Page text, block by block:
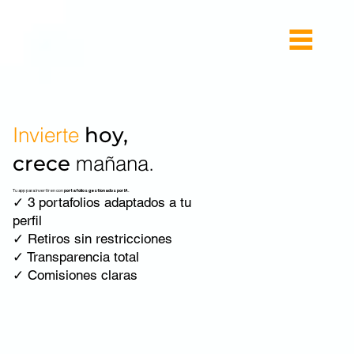
Invierte hoy,
crece mañana.
Tu app para invertir en conportafolios gestionados por IA.
✓ 3 portafolios adaptados a tu
perfil
✓ Retiros sin restricciones
✓ Transparencia total
✓ Comisiones claras